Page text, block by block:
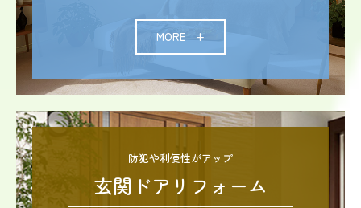
MORE +
防犯や利便性がアップ
玄関ドアリフォーム